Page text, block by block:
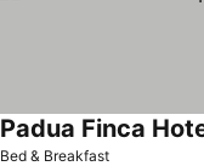
Bed & Breakfast
Padua Finca